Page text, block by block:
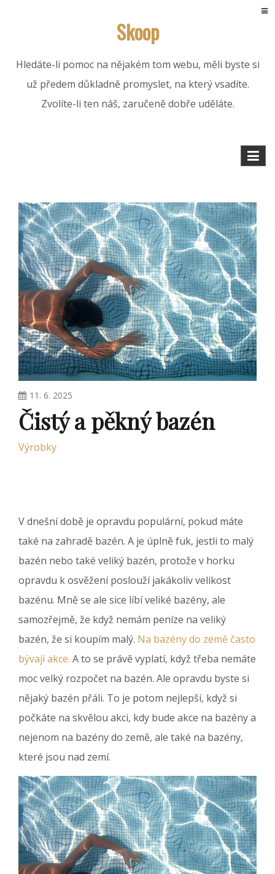
Skoop
Hledáte-li pomoc na nějakém tom webu, měli byste si
už předem důkladně promyslet, na který vsadíte.
Zvolíte-li ten náš, zaručeně dobře uděláte.
11. 6. 2025
Čistý a pěkný bazén
Výrobky
V dnešní době je opravdu populární, pokud máte
také na zahradě bazén. A je úplně fuk, jestli to malý
bazén nebo také veliký bazén, protože v horku
opravdu k osvěžení poslouží jakákoliv velikost
bazénu. Mně se ale sice líbí veliké bazény, ale
samozřejmě, že když nemám peníze na veliký
bazén, že si koupím malý. Na bazény do země často
bývají akce. A to se právě vyplatí, když třeba nemáte
moc velký rozpočet na bazén. Ale opravdu byste si
nějaký bazén přáli. To je potom nejlepší, když si
počkáte na skvělou akci, kdy bude akce na bazény a
nejenom na bazény do země, ale také na bazény,
které jsou nad zemí.